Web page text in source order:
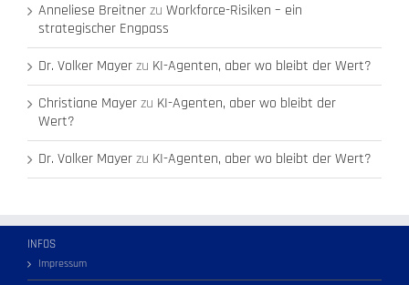
Anneliese Breitnerzu Workforce-Risiken – ein
strategischer Engpass
Dr. Volker Mayerzu KI-Agenten, aber wo bleibt der Wert?
Christiane Mayerzu KI-Agenten, aber wo bleibt der
Wert?
Dr. Volker Mayerzu KI-Agenten, aber wo bleibt der Wert?
INFOS
Impressum